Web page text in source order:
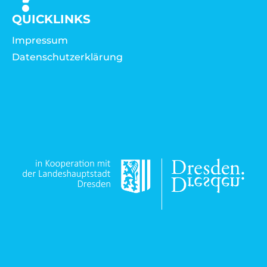
QUICKLINKS
Impressum
Datenschutzerklärung